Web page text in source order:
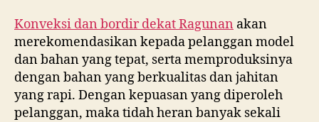
Konveksi dan bordir dekatRagunan akan
merekomendasikan kepada pelanggan model
dan bahan yang tepat, serta memproduksinya
dengan bahan yang berkualitas dan jahitan
yang rapi. Dengan kepuasan yang diperoleh
pelanggan, maka tidah heran banyak sekali